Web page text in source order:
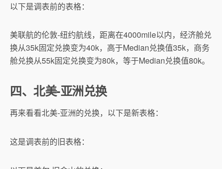
以下是调表前的表格：
美联航的伦敦-纽约航线，距离在4000mile以内，经济舱兑
换从35k固定兑换变为40k，高于Median兑换值35k，商务
舱兑换从55k固定兑换变为80k，等于Median兑换值80k。
四、北美-亚洲兑换
再来看看北美-亚洲的兑换，以下是新表格：
这是调表前的旧表格：